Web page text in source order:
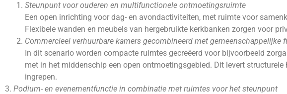
Steunpunt voor ouderen en multifunctionele ontmoetingsruimte
Een open inrichting voor dag- en avondactiviteiten, met ruimte voor
Flexibele wanden en meubels van hergebruikte kerkbanken zorgen voor
Commercieel verhuurbare kamers gecombineerd met gemeenschappelijke
In dit scenario worden compacte ruimtes gecreëerd voor bijvoorbeeld
met in het middenschip een open ontmoetingsgebied. Dit levert
ingrepen.
3. Podium- en evenementfunctie in combinatie met ruimtes voor het steunpunt